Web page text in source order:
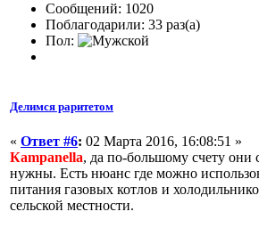
Сообщений: 1020
Поблагодарили: 33 раз(а)
Пол:
Делимся раритетом
« Ответ #6: 02 Марта 2016, 16:08:51 »
Кampanella, да по-большому счету они
нужны. Есть нюанс где можно
питания газовых котлов и
сельской местности.